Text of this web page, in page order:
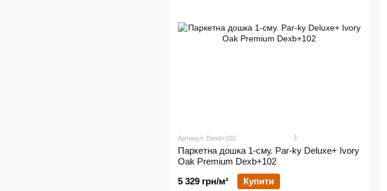
Артикул: Dexb+102 1
Паркетна дошка 1-сму. Par-ky Deluxe+ Ivory
Oak Premium Dexb+102
5 329 грн/м²
Купити